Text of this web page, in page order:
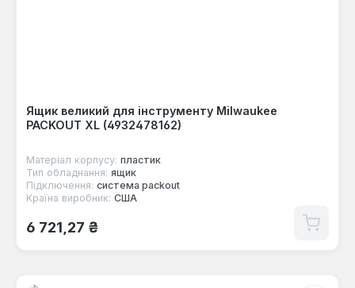
Ящик великий для інструменту Milwaukee
PACKOUT XL (4932478162)
Матеріал корпусу: пластик
Тип обладнання: ящик
Підключення: система packout
Країна виробник: США
Звичайна ціна:
6 721,27 ₴